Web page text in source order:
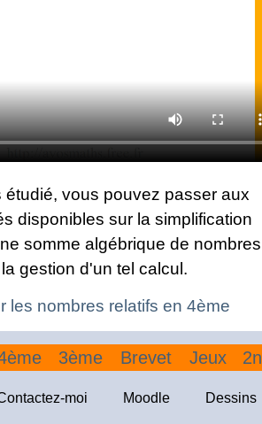
étudié, vous pouvez passer aux
disponibles sur la simplification
somme algébrique de nombres
gestion d'un tel calcul.
les nombres relatifs en 4ème
3ème Brevet Jeux
moi Moodle Dessins